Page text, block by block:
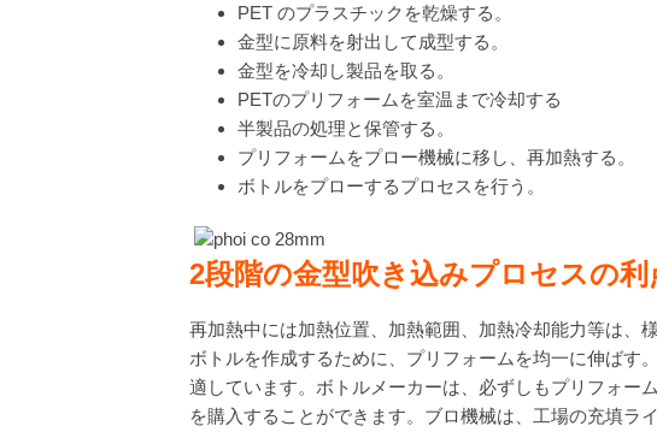
PET のプラスチックを乾燥する。
金型に原料を射出して成型する。
金型を冷却し製品を取る。
PETのプリフォームを室温まで冷却する
半製品の処理と保管する。
プリフォームをプロー機械に移し、再加熱する。
ボトルをプローするプロセスを行う。
2段階の金型吹き込みプロセスの利
再加熱中には加熱位置、加熱範囲、加熱冷却能力等は、
ボトルを作成するために、プリフォームを均一に伸ばす。
適しています。ボトルメーカーは、必ずしもプリフォー
を購入することができます。ブロ機械は、工場の充填